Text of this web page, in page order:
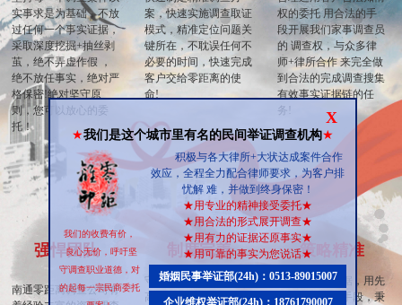
实事求是为基础，不放
过任何一个事实证据，
采取深度挖掘+抽丝剥
茧，绝不弄虚作假 ，
绝不放任事实，绝对严
格保密!绝对坚守原
则，您可以放心的委
托！
案，快速实施调查取证
模式，精准定位问题关
键所在，不耽误任何不
必要的时间，快速完成
客户交给零距离的使
命!
权的委托 用合法的手
段开展我们家事调查员
的 调查权，与众多律
师+律所合作 来完全做
到合法的完成调查搜集
有效事实证据链的任
务!
强悍团队
南通零距离调查公司有
制度完善
守口如瓶，永不泄密。
高度保密 每一个客户
策略精准
调查与搜集证据，用先
进的科学调查手段，秉
X
★我们是这个城市里有名的民间举证调查机构★
我们的收费有价，
良心无价，呼吁坚
守调查职业道德，对
的起每一宗民商委托
积极与各大律所+大状达成案件合作
效应，全程全力配合律师要求，为客户排
忧解 难，并做到终身保密！
★用专业的精神接受委托★
★用合法的形式展开调查★
★用有力的证据还原事实★
★用可靠的事实为您说话★
婚姻民事举证部(24h)：0513-89015007
企业维权举证部(24h)：18761790007